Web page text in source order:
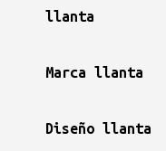
llanta
Marca llanta
Diseño llanta